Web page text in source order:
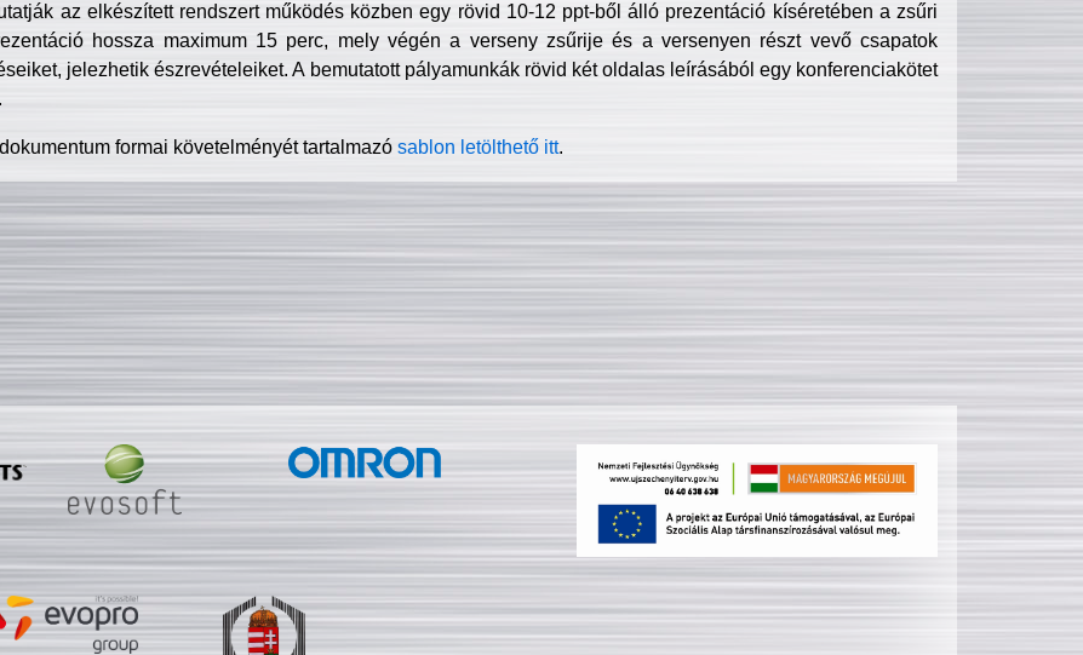
az elkészített rendszert működés közben egy rövid 10-12 ppt-ből álló prezentáció kíséretében a zsűri
hossza maximum 15 perc, mely végén a verseny zsűrije és a versenyen részt vevő csapatok
jelezhetik észrevételeiket. A bemutatott pályamunkák rövid két oldalas leírásából egy konferenciakötet
formai követelményét tartalmazósablon letölthető itt.